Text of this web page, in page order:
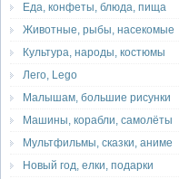
Еда, конфеты, блюда, пища
Животные, рыбы, насекомые
Культура, народы, костюмы
Лего, Lego
Малышам, большие рисунки
Машины, корабли, самолёты
Мультфильмы, сказки, аниме
Новый год, елки, подарки